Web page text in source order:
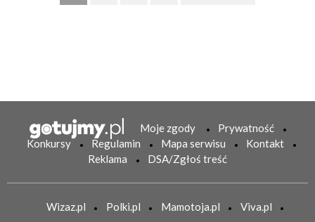
Moje zgody
Prywatność
Konkursy
Regulamin Mapa serwisu
Kontakt
Reklama
DSA/Zgłoś treść
Wizaz.pl Polki.pl Mamotoja.pl
Viva.pl